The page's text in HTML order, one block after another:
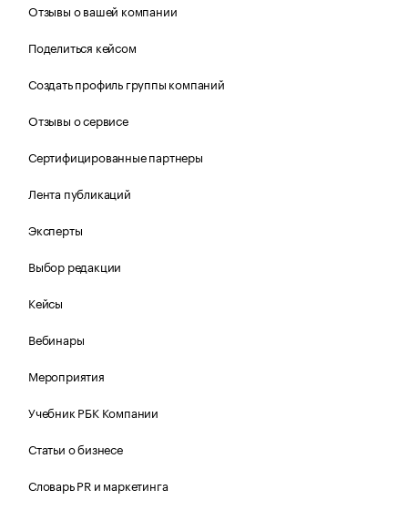
Отзывы о вашей компании
Поделиться кейсом
Создать профиль группы компаний
Отзывы о сервисе
Сертифицированные партнеры
Лента публикаций
Эксперты
Выбор редакции
Кейсы
Вебинары
Мероприятия
Учебник РБК Компании
Статьи о бизнесе
Словарь PR и маркетинга